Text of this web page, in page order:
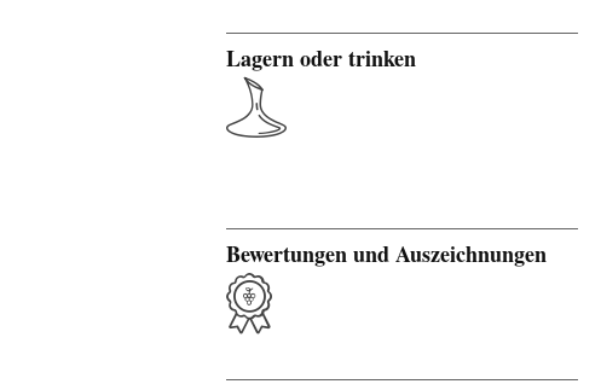
Lagern oder trinken
Bewertungen und Auszeichnungen